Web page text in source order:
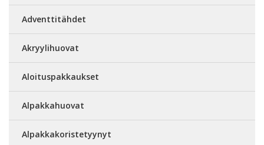
Adventtitähdet
Akryylihuovat
Aloituspakkaukset
Alpakkahuovat
Alpakkakoristetyynyt